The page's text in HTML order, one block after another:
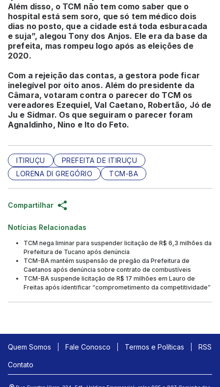
Além disso, o TCM não tem como saber que o
hospital está sem soro, que só tem médico dois
dias no posto, que a cidade está toda esburacada
e suja”, alegou Tony dos Anjos. Ele era da base da
prefeita, mas rompeu logo após as eleições de
2020.
Com a rejeição das contas, a gestora pode ficar
inelegível por oito anos. Além do presidente da
Câmara, votaram contra o parecer do TCM os
vereadores Ezequiel, Val Caetano, Robertão, Jó de
Ju e Sidmar. Os que seguiram o parecer foram
Agnaldinho, Nino e Ito do Feto.
ITIRUÇU
PREFEITA DE ITIRUÇU
LORENA DI GREGÓRIO
TCM-BA
Compartilhar
Notícias Relacionadas
TCM nega liminar para suspender licitação de R$ 6,3 milhões da
Prefeitura de Tucano após denúncia
TCM-BA mantém suspensão de pregão da Prefeitura de
Caetanos após denúncia sobre contrato de combustíveis
TCM-BA suspende licitação de R$ 17 milhões em Lauro de
Freitas após identificar “comprometimento da competitividade”
Quem Somos Fale Conosco Termos e Políticas RSS
Contato